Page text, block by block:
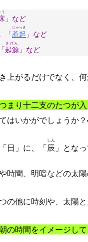
う
」など
「惹起
じゃっき
」など
起源
きげん
」など
上がるだけでなく、
まり十二支のたつが
はいかがでしょうか
日」に、「辰
しん
」とな
時間、明暗などの太
の他に時刻や、太陽
の時間をイメージし